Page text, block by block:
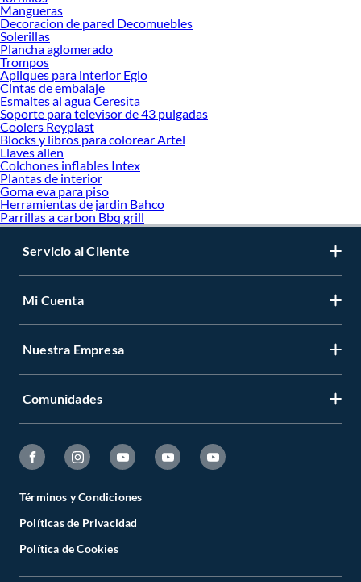
Mangueras
Decoracion de pared Decomuebles
Solerillas
Plancha aglomerado
Trompos
Apliques para interior Eglo
Cintas de embalaje
Esmaltes al agua Ceresita
Soporte para televisor de 43 pulgadas
Coolers Reyplast
Blocks y libros para colorear Artel
Llaves allen
Colchones inflables Intex
Plantas de interior
Goma eva para piso
Herramientas de jardin Bahco
Parrillas a carbon Bbq grill
Servicio al Cliente
Mi Cuenta
Nuestra Empresa
Comunidades
Términos y Condiciones
Políticas de Privacidad
Política de Cookies